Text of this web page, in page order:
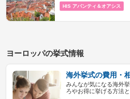
HIS アバンティ＆オアシス
ヨーロッパの挙式情報
海外挙式の費用・
みんなが気になる海外
ろやお得に挙げる方法と